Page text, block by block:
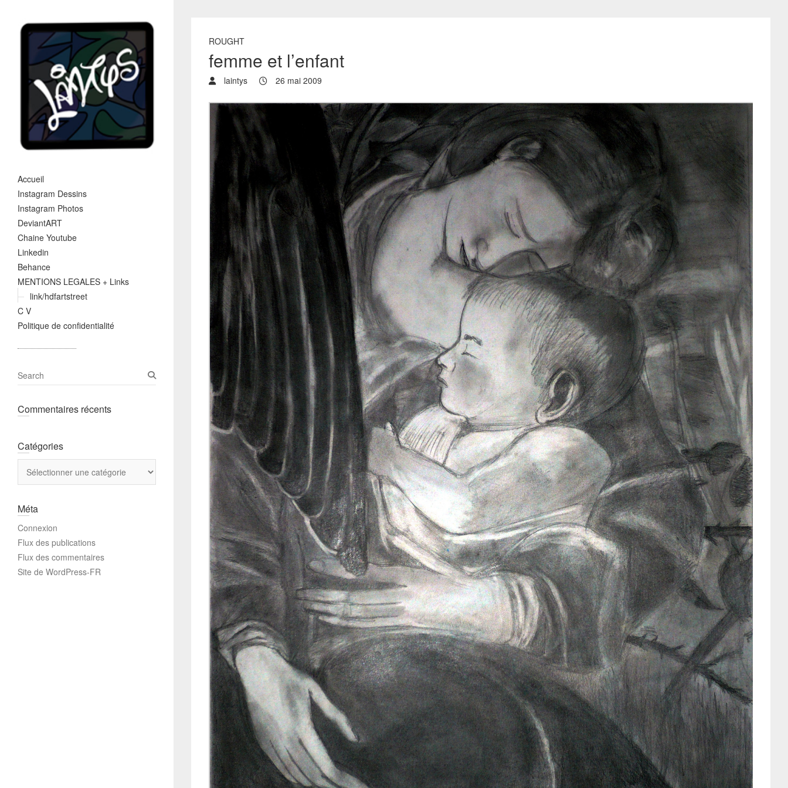
Accueil
Instagram Dessins
Instagram Photos
DeviantART
Chaine Youtube
Linkedin
Behance
MENTIONS LEGALES + Links
link/hdfartstreet
C V
Politique de confidentialité
ROUGHT
femme et l’enfant
laintys 26 mai 2009
S
e
r
Commentaires récents
Catégories
Méta
Connexion
Flux des publications
Flux des commentaires
Site de WordPress-FR